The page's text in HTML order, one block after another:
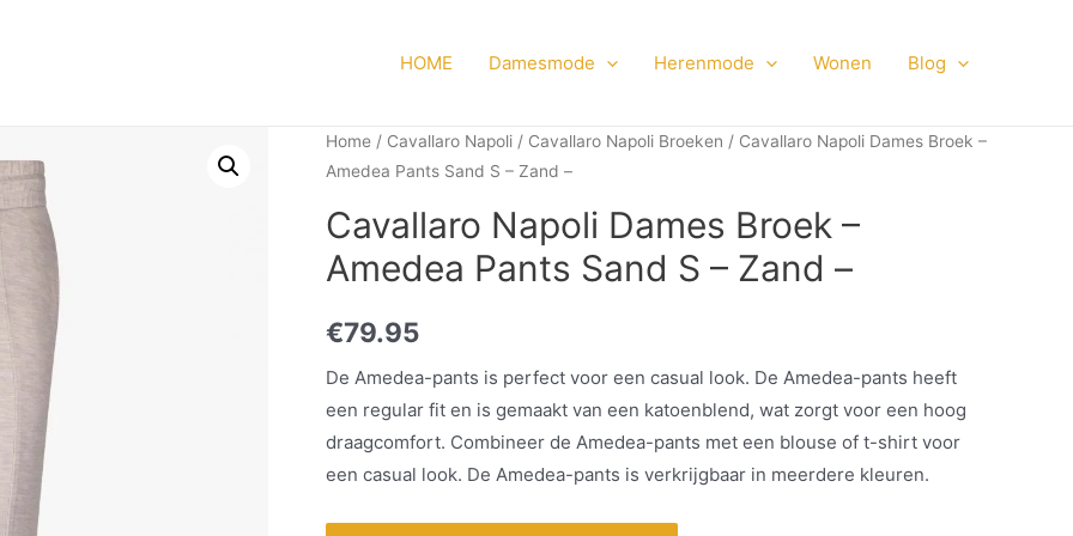
HOME Damesmode Herenmode Wonen Blog
Home / Cavallaro Napoli / Cavallaro Napoli Broeken / Cavallaro Napoli Dames Broek –
Amedea Pants Sand S – Zand –
Cavallaro Napoli Dames Broek –
Amedea Pants Sand S – Zand –
€79.95
De Amedea-pants is perfect voor een casual look. De Amedea-pants heeft
een regular fit en is gemaakt van een katoenblend, wat zorgt voor een hoog
draagcomfort. Combineer de Amedea-pants met een blouse of t-shirt voor
een casual look. De Amedea-pants is verkrijgbaar in meerdere kleuren.